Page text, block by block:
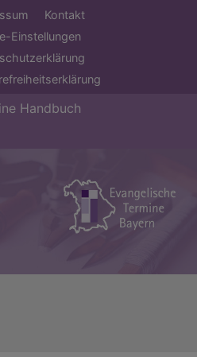
Kontakt
Einstellungen
Handbuch